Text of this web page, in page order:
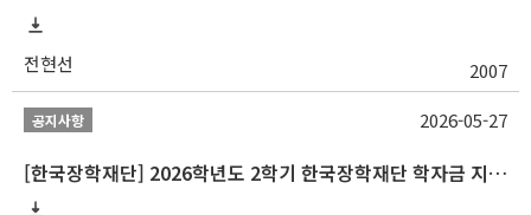
전현선 2007
공지사항
[한국장학재단] 2026학년도 2학기 한국장학재단 학자금 지원구간 산정 신청 안내
2026-05-27